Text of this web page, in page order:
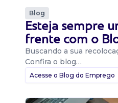
Blog
Esteja sempre
frente com o
Buscando a sua
Confira o blog…
Acesse o Blog do Emprego